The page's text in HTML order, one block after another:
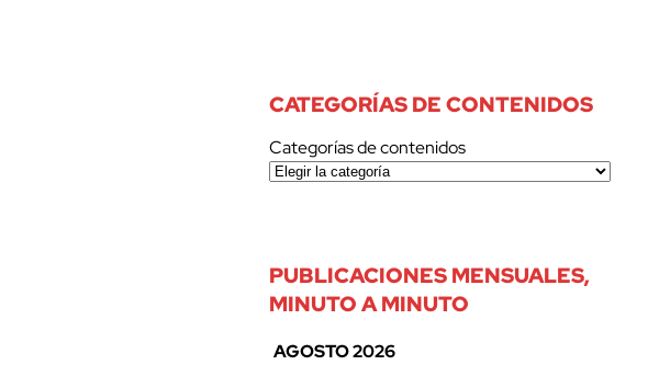
CATEGORÍAS DE CONTENIDOS
Categorías de contenidos
PUBLICACIONES MENSUALES,
MINUTO A MINUTO
AGOSTO 2026